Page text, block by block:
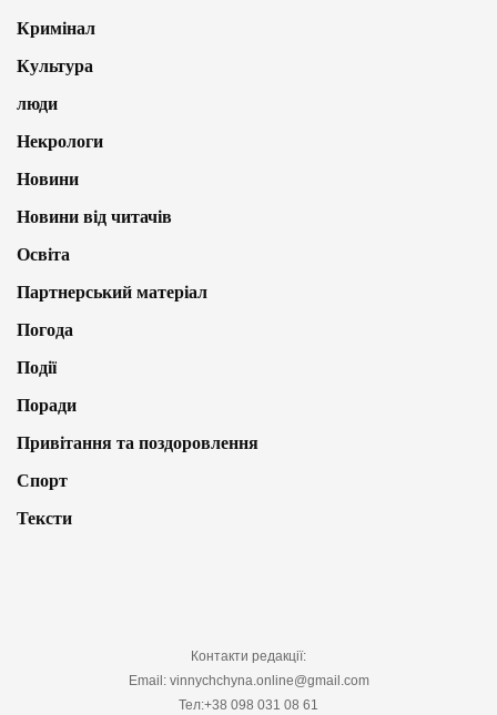
Кримінал
Культура
люди
Некрологи
Новини
Новини від читачів
Освіта
Партнерський матеріал
Погода
Події
Поради
Привітання та поздоровлення
Спорт
Тексти
Контакти редакції:
Email: vinnychchyna.online@gmail.com
Тел:+38 098 031 08 61